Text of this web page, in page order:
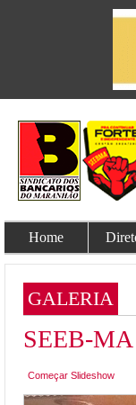
Home
GALERIA
SEEB-MA
Começar Slideshow